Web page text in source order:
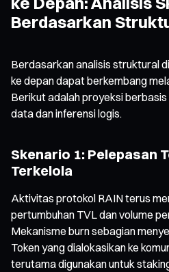
Berdasarkan
Berdasarkan analisis struktural
ke depan dapat berkembang
Berikut adalah proyeksi
data dan inferensi logis.
Skenario 1: Pelepasan
Terkelola
Aktivitas protokol RAIN terus
pertumbuhan TVL dan volume
Mekanisme burn sebagian
Token yang dialokasikan ke
terutama digunakan untuk